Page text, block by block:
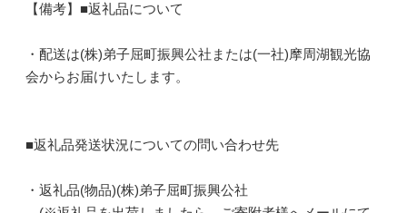
【備考】■返礼品について
・配送は(株)弟子屈町振興公社または(一社)摩周湖観光協
会からお届けいたします。
■返礼品発送状況についての問い合わせ先
・返礼品(物品)(株)弟子屈町振興公社